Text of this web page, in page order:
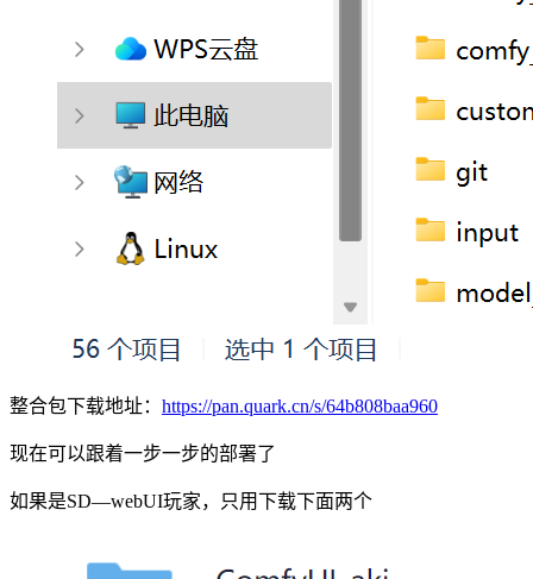
整合包下载地址： https://pan.quark.cn/s/64b808baa960
现在可以跟着一步一步的部署了
如果是SD—webUI玩家，只用下载下面两个